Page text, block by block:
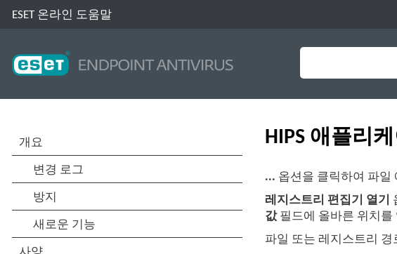
ESET 온라인 도움말
HIPS 애플리
... 옵션을 클릭하여 파일
레지스트리 편집기 열기
값필드에 올바른 위치를
파일 또는 레지스트리 경